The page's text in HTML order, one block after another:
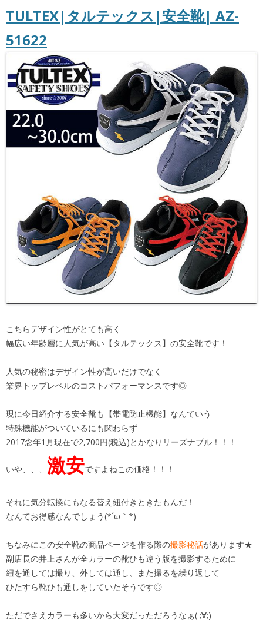
TULTEX|タルテックス|安全靴| AZ-
51622
こちらデザイン性がとても高く
幅広い年齢層に人気が高い【タルテックス】の安全靴です！
人気の秘密はデザイン性が高いだけでなく
業界トップレベルのコストパフォーマンスです◎
現に今日紹介する安全靴も【帯電防止機能】なんていう
特殊機能がついているにも関わらず
2017念年1月現在で2,700円(税込)とかなりリーズナブル！！！
いや、、、 激安ですよねこの価格！！！
それに気分転換にもなる替え紐付きときたもんだ！
なんてお得感なんでしょう(*´ω｀*)
ちなみにこの安全靴の商品ページを作る際の撮影秘話があります★
副店長の井上さんが全カラーの靴ひも違う版を撮影するために
紐を通しては撮り、外しては通し、また撮るを繰り返して
ひたすら靴ひも通しをしていたそうです◎
ただでさえカラーも多いから大変だっただろうなぁ( ;∀;)